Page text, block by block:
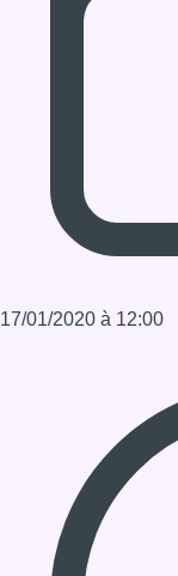
17/01/2020 à 12:00